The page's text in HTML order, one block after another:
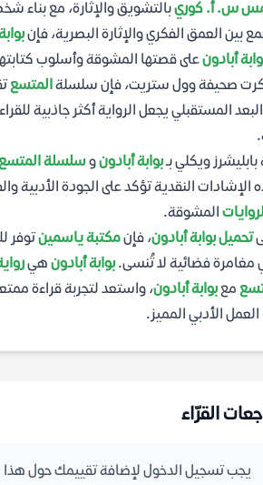
س. أ. كوريبالتشويق والإثارة، مع بناء
بين العمق الفكري والإثارة البصرية، فإن
أبادونعلى قصتها المشوقة وأسلوب
صحيفة وول ستريت، فإن سلسلةالمتسع
المستقبلي يجعل الرواية أكثر جاذبية
ويكلي بـبوابة أبادونوسلسلة
النقدية تؤكد على الجودة الأدبية
المشوقة.
تحميل بوابة أبادون، فإنمكتبة ياسمينتوفر
مغامرة فضائية لا تُنسى. بوابة أبادون هي
معبوابة أبادون، واستعد لتجربة قراءة
الأدبي المميز.
القرّاء
يجب تسجيل الدخول لإضافة تقييمك حول هذا